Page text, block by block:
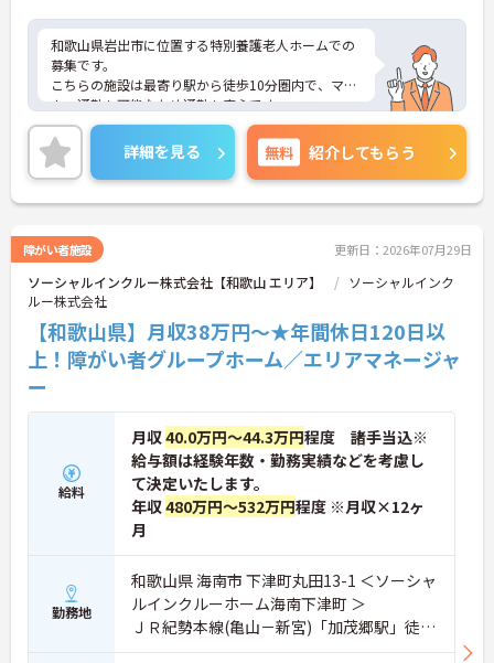
和歌山県岩出市に位置する特別養護老人ホームでの
募集です。
こちらの施設は最寄り駅から徒歩10分圏内で、マイ
カー通勤も可能なため通勤も安心です。
年間休日は110日以上あり、プライベートの時間も
確保しやすいです。
ご興味のある方は、ご面接のポイントをお伝えしま
すので、お気軽にお問い合わせください。
詳細を見る 無料 紹介してもらう
障がい者施設 更新日：2026年07月29日
ソーシャルインクルー株式会社【和歌山 エリア】
ソーシャルインク
ルー株式会社
【和歌山県】月収38万円～★年間休日120日以
上！障がい者グループホーム／エリアマネージャ
ー
給料
月収40.0万円～44.3万円程度 諸手当込※
給与額は経験年数・勤務実績などを考慮し
て決定いたします。
年収480万円～532万円程度 ※月収×12ヶ
月
勤務地
和歌山県 海南市 下津町丸田13-1 ＜ソーシャ
ルインクルーホーム海南下津町 ＞
ＪＲ紀勢本線(亀山－新宮)「加茂郷駅」徒歩
1分